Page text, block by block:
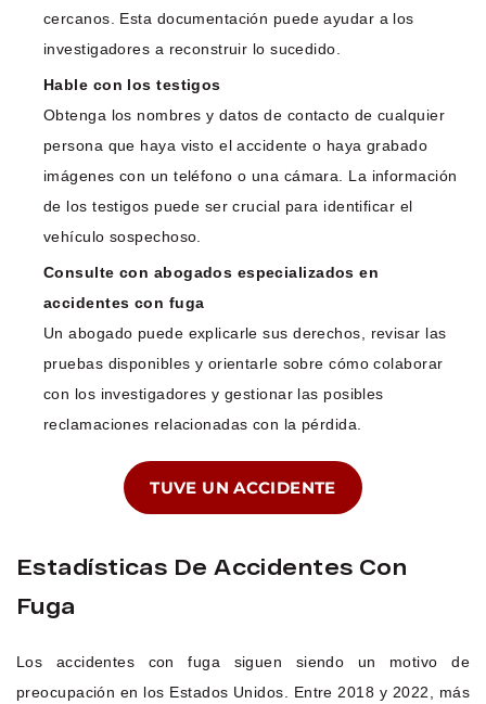
cercanos. Esta documentación puede ayudar a los
investigadores a reconstruir lo sucedido.
Hable con los testigos
Obtenga los nombres y datos de contacto de cualquier
persona que haya visto el accidente o haya grabado
imágenes con un teléfono o una cámara. La información
de los testigos puede ser crucial para identificar el
vehículo sospechoso.
Consulte con abogados especializados en
accidentes con fuga
Un abogado puede explicarle sus derechos, revisar las
pruebas disponibles y orientarle sobre cómo colaborar
con los investigadores y gestionar las posibles
reclamaciones relacionadas con la pérdida.
TUVE UN ACCIDENTE
Estadísticas De Accidentes Con
Fuga
Los accidentes con fuga siguen siendo un motivo de
preocupación en los Estados Unidos. Entre 2018 y 2022, más